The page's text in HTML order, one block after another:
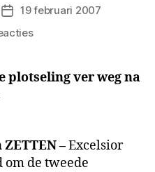
Berichtdatum
19 februari 2007
op
terug’
op
periodetitel
plotseling ver weg na
–Excelsior
de tweede